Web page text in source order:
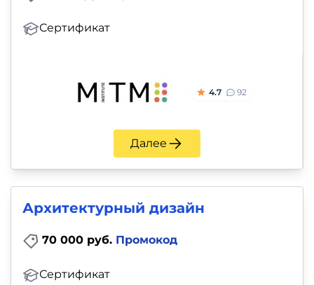
Сертификат
4.7 92
Далее
Архитектурный дизайн
70 000 руб. Промокод
Сертификат